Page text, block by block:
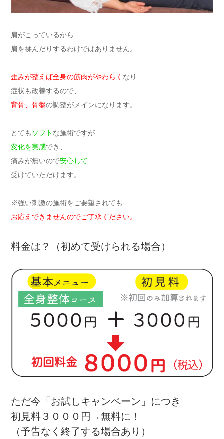
肩がこっているから
肩を揉んだりするわけではありません。
歪みが整えば全身の筋肉がやわらく なり
症状も改善するので、
背骨、骨盤の調整がメインになります。
とても ソフト な施術ですが
変化を実感でき、
痛みが無いので安心して
受けていただけます。
※強い刺激の施術をご要望されても
お応えできませんのでご了承ください。
料金は？（初めて受けられる場合）
ただ今「お試しキャンペーン」につき
初見料３０００円→無料に！
（予告なく終了する場合あり）